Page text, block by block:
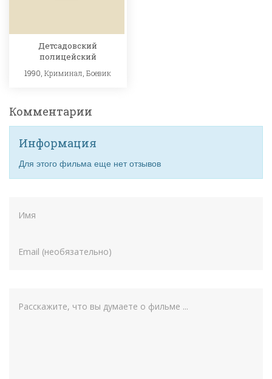
Детсадовский
полицейский
1990,Криминал,Боевик
Комментарии
Информация
Для этого фильма еще нет отзывов